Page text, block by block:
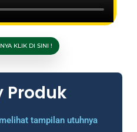
KLIK DI SINI !
Produk
tampilan utuhnya